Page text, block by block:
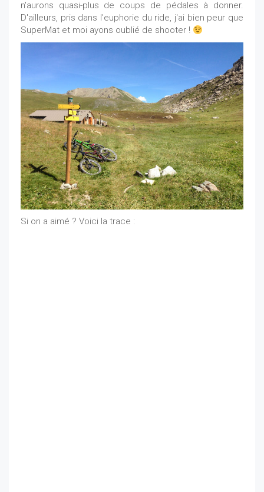
n'aurons quasi-plus de coups de pédales à donner.
D'ailleurs, pris dans l'euphorie du ride, j'ai bien peur que
SuperMat et moi ayons oublié de shooter !
Si on a aimé ? Voici la trace :